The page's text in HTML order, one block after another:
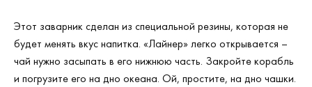
Этот заварник сделан из специальной резины, которая не
будет менять вкус напитка. «Лайнер» легко открывается –
чай нужно засыпать в его нижнюю часть. Закройте корабль
и погрузите его на дно океана. Ой, простите, на дно чашки.